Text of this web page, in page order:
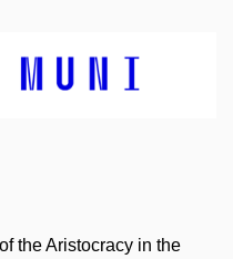
the Aristocracy in the